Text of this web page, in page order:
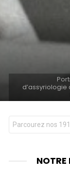
Chercher
pour
NOTRE